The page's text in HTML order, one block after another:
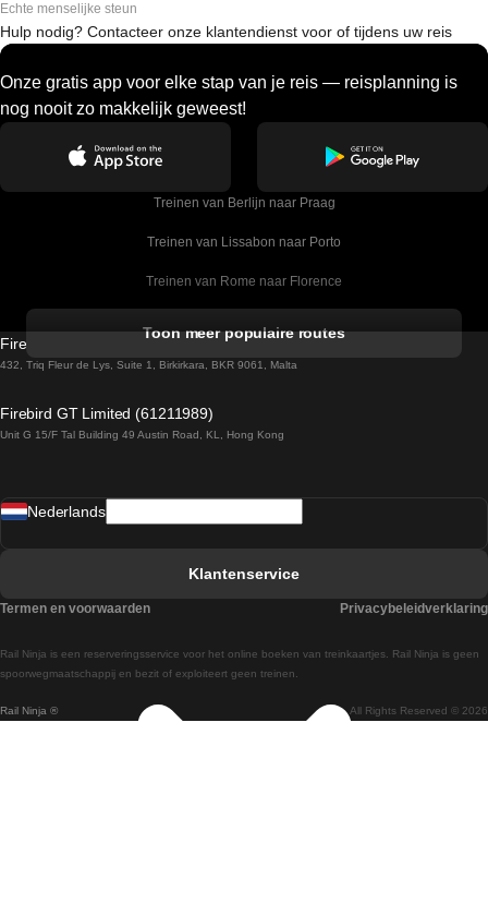
Echte menselijke steun
Hulp nodig? Contacteer onze klantendienst voor of tijdens uw reis
Onze gratis app voor elke stap van je reis — reisplanning is
nog nooit zo makkelijk geweest!
Treinen van Berlijn naar Praag
Treinen van Lissabon naar Porto
Treinen van Rome naar Florence
Treinen van Sevilla naar Barcelona
Treinen van Praag naar Wenen
Treinen van Wenen naar Salzburg
Treinen van Wenen naar Praag
Toon meer populaire routes
Firebird GT Limited (OC 1451)
432, Triq Fleur de Lys, Suite 1, Birkirkara, BKR 9061, Malta
Firebird GT Limited (61211989)
Unit G 15/F Tal Building 49 Austin Road, KL, Hong Kong
Rail Ninja ® All Rights Reserved © 2026
Rail Ninja is een reserveringsservice voor het online boeken van treinkaartjes. Rail Ninja is geen
spoorwegmaatschappij en bezit of exploiteert geen treinen.
Nederlands
Klantenservice
Termen en voorwaarden Privacybeleidverklaring